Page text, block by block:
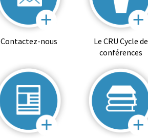
Contactez-nous
Le CRU Cycle de
conférences